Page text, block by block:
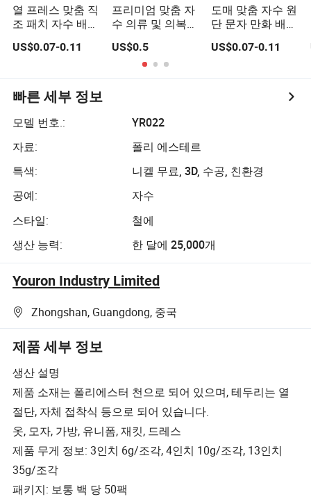
열 프레스 맞춤 직
조 패치 자수 배지
라벨 로고 도매 아
플리케 자수 의류
배지 다리미 붙이
는 패치
US$0.07-0.11
프리미엄 맞춤 자
수 의류 및 의복용
맞춤 제작 자수 패
치 품질 아이언 아
플리케 자수 국가
깃발 패치 후크 앤
US$0.5
도매 맞춤 자수 원
단 문자 만화 배지
자수 직조 열 압착
아이언 온 패치 액
세서리
US$0.07-0.11
빠른 세부 정보
모델 번호.:
YR022
자료:
폴리 에스테르
특색:
니켈 무료, 3D, 수공, 친환경
공예:
자수
스타일:
철에
생산 능력:
한 달에 25,000개
Youron Industry Limited
Zhongshan, Guangdong, 중국
제품 세부 정보
생산 설명
제품 소재는 폴리에스터 천으로 되어 있으며, 테두리는 열
절단, 자체 접착식 등으로 되어 있습니다.
옷, 모자, 가방, 유니폼, 재킷, 드레스
제품 무게 정보: 3인치 6g/조각, 4인치 10g/조각, 13인치
35g/조각
패키지: 보통 백 당 50팩